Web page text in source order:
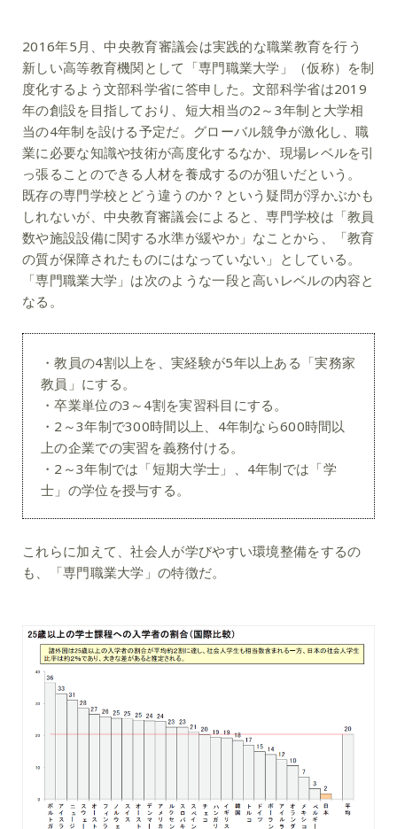
2016年5月、中央教育審議会は実践的な職業教育を行う
新しい高等教育機関として「専門職業大学」（仮称）を制
度化するよう文部科学省に答申した。文部科学省は2019
年の創設を目指しており、短大相当の2～3年制と大学相
当の4年制を設ける予定だ。グローバル競争が激化し、職
業に必要な知識や技術が高度化するなか、現場レベルを引
っ張ることのできる人材を養成するのが狙いだという。
既存の専門学校とどう違うのか？という疑問が浮かぶかも
しれないが、中央教育審議会によると、専門学校は「教員
数や施設設備に関する水準が緩やか」なことから、「教育
の質が保障されたものにはなっていない」としている。
「専門職業大学」は次のような一段と高いレベルの内容と
なる。
・教員の4割以上を、実経験が5年以上ある「実務家
教員」にする。
・卒業単位の3～4割を実習科目にする。
・2～3年制で300時間以上、4年制なら600時間以
上の企業での実習を義務付ける。
・2～3年制では「短期大学士」、4年制では「学
士」の学位を授与する。
これらに加えて、社会人が学びやすい環境整備をするの
も、「専門職業大学」の特徴だ。